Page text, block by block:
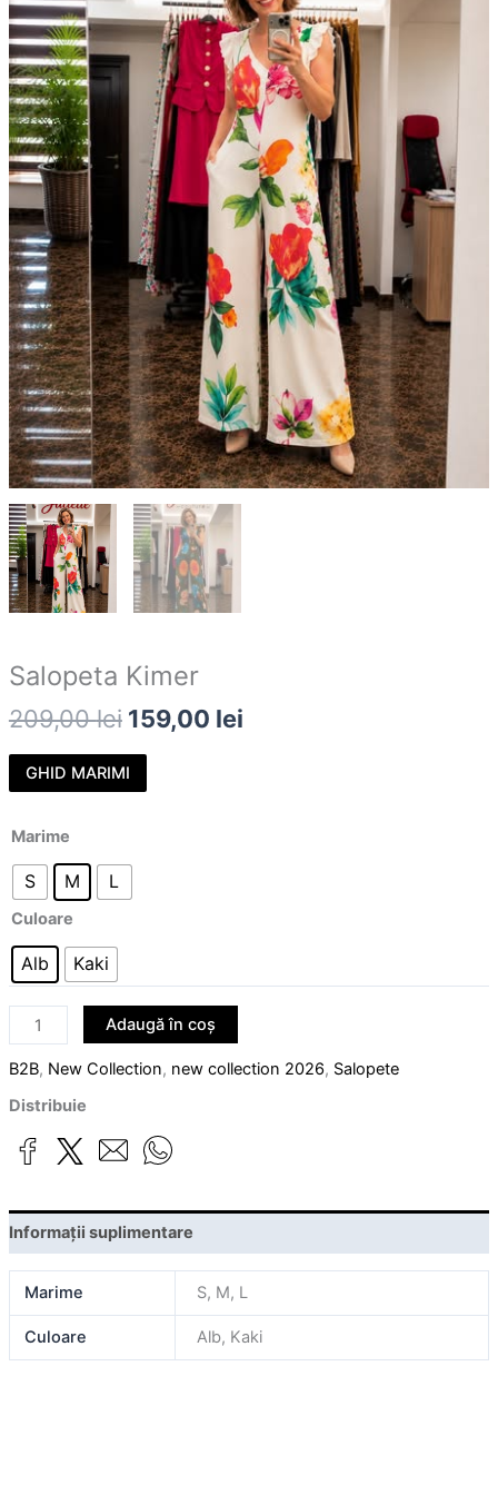
Salopeta Kimer
209,00lei 159,00 lei
GHID MARIMI
Marime
S M L
Culoare
Alb Kaki
Adaugă în coș
B2B, New Collection, new collection 2026, Salopete
Distribuie
Informații suplimentare
Marime S, M, L
Culoare Alb, Kaki